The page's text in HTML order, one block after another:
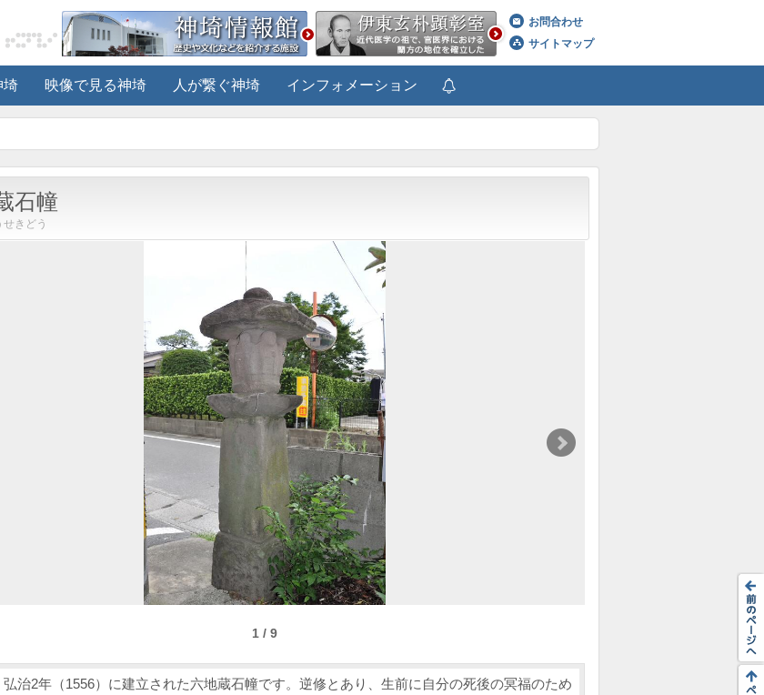
お問合わせ
サイトマップ
埼 映像で見る神埼 人が繋ぐ神埼 インフォメーション
石幢
きどう
1 / 9
弘治2年（1556）に建立された六地蔵石幢です。逆修とあり、生前に自分の死後の冥福のため